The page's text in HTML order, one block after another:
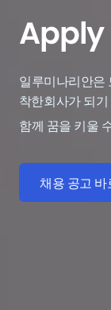
Apply
일루미나리안은
착한회사가 되
함께 꿈을 키울
채용 공고 바